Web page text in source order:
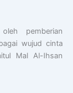
pemberian
wujud cinta
Mal Al-Ihsan